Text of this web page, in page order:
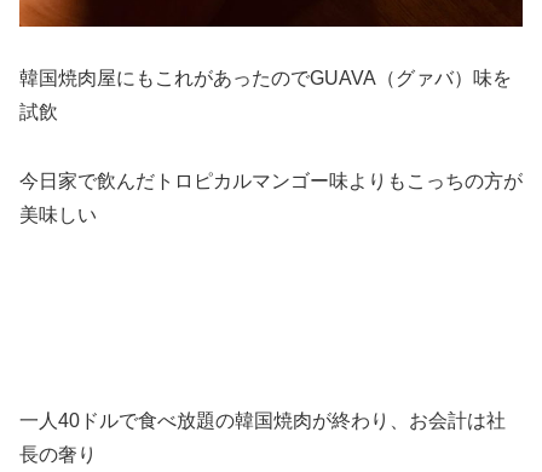
韓国焼肉屋にもこれがあったのでGUAVA（グァバ）味を
試飲
今日家で飲んだトロピカルマンゴー味よりもこっちの方が
美味しい
一人40ドルで食べ放題の韓国焼肉が終わり、お会計は社
長の奢り